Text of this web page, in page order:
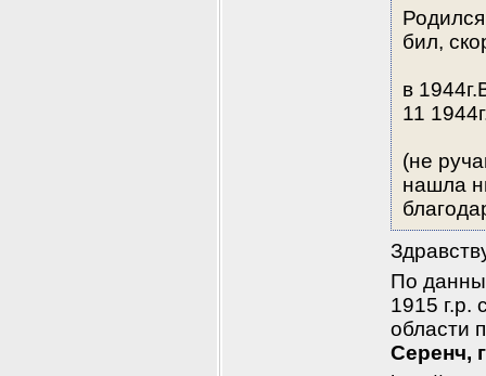
бил,
в
11
(не
нашла
По
1915 г.р.
области
Серенч,